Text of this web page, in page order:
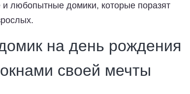
любопытные домики, которые поразят
на день рождения
своей мечты